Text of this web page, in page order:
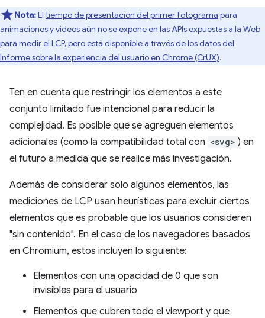
Nota:El tiempo de presentación del primer fotograma para
animaciones y videos aún no se expone en las APIs expuestas a la Web
para medir el LCP, pero está disponible a través de los datos del
Informe sobre la experiencia del usuario en Chrome (CrUX).
Ten en cuenta que restringir los elementos a este
conjunto limitado fue intencional para reducir la
complejidad. Es posible que se agreguen elementos
adicionales (como la compatibilidad total con <svg> ) en
el futuro a medida que se realice más investigación.
Además de considerar solo algunos elementos, las
mediciones de LCP usan heurísticas para excluir ciertos
elementos que es probable que los usuarios consideren
"sin contenido". En el caso de los navegadores basados
en Chromium, estos incluyen lo siguiente:
Elementos con una opacidad de 0 que son
invisibles para el usuario
Elementos que cubren todo el viewport y que